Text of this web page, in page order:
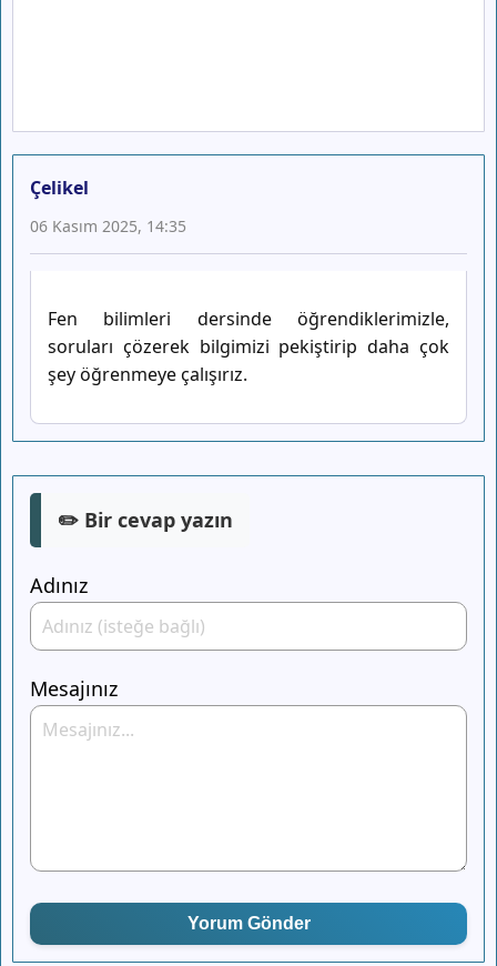
Çelikel
06 Kasım 2025, 14:35
Fen bilimleri dersinde öğrendiklerimizle,
soruları çözerek bilgimizi pekiştirip daha çok
şey öğrenmeye çalışırız.
✏️ Bir cevap yazın
Adınız
Mesajınız
Yorum Gönder